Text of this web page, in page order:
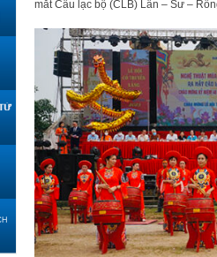
mắt Câu lạc bộ (CLB) Lân – Sư –